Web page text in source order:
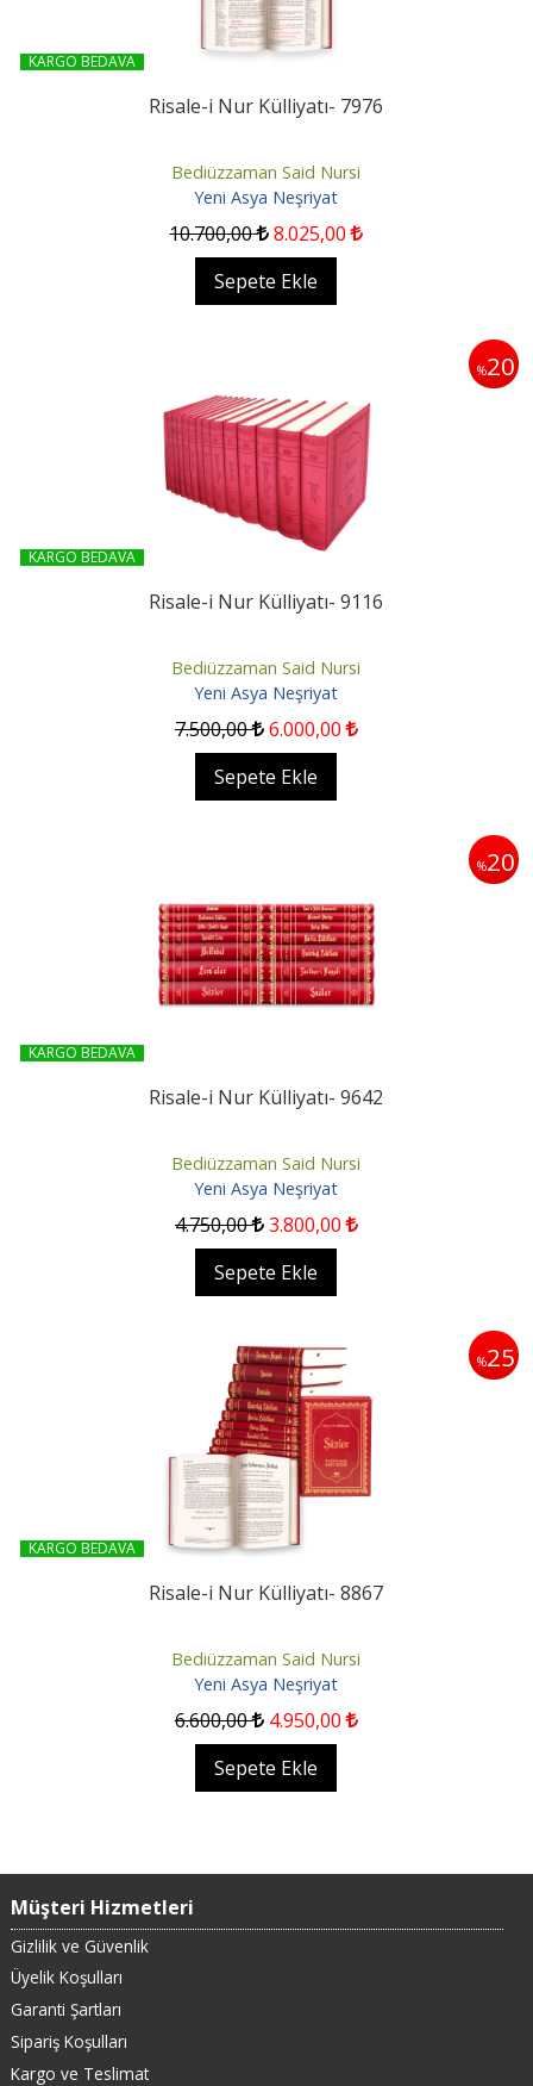
KARGO BEDAVA
Risale-i Nur Külliyatı- 7976
Bediüzzaman Said Nursi
Yeni Asya Neşriyat
10.700,00 8.025,00
Sepete Ekle
%20
KARGO BEDAVA
Risale-i Nur Külliyatı- 9116
Bediüzzaman Said Nursi
Yeni Asya Neşriyat
7.500,00 6.000,00
Sepete Ekle
%20
KARGO BEDAVA
Risale-i Nur Külliyatı- 9642
Bediüzzaman Said Nursi
Yeni Asya Neşriyat
4.750,00 3.800,00
Sepete Ekle
%25
KARGO BEDAVA
Risale-i Nur Külliyatı- 8867
Bediüzzaman Said Nursi
Yeni Asya Neşriyat
6.600,00 4.950,00
Sepete Ekle
Müşteri Hizmetleri
Gizlilik ve Güvenlik
Üyelik Koşulları
Garanti Şartları
Sipariş Koşulları
Kargo ve Teslimat